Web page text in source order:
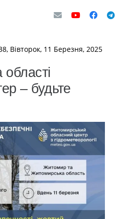
Вівторок, 11 Березня, 2025
– будьте